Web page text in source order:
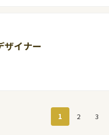
ザイナー
1 2 3